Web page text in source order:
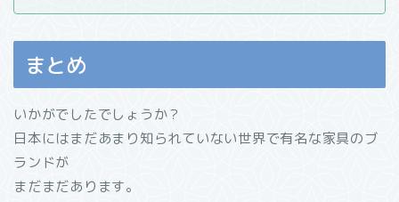
まとめ
いかがでしたでしょうか？
日本にはまだあまり知られていない世界で有名な家具のブ
ランドが
まだまだあります。